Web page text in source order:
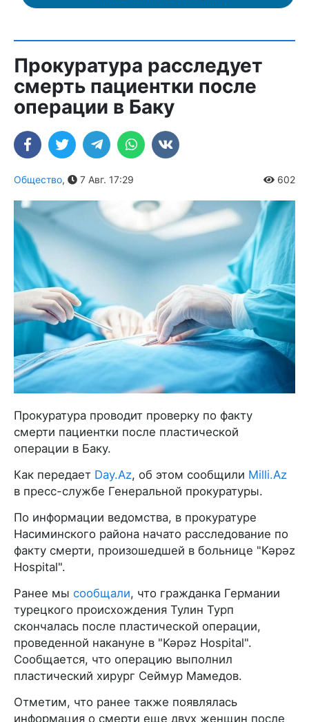
Прокуратура расследует
смерть пациентки после
операции в Баку
Общество, 7 Авг. 17:29 602
Прокуратура проводит проверку по факту
смерти пациентки после пластической
операции в Баку.
Как передает Day.Az, об этом сообщили Milli.Az
в пресс-службе Генеральной прокуратуры.
По информации ведомства, в прокуратуре
Насиминского района начато расследование по
факту смерти, произошедшей в больнице "Kəpəz
Hospital".
Ранее мы сообщали, что гражданка Германии
турецкого происхождения Тулин Турп
скончалась после пластической операции,
проведенной накануне в "Kəpəz Hospital".
Сообщается, что операцию выполнил
пластический хирург Сеймур Мамедов.
Отметим, что ранее также появлялась
информация о смерти еще двух женщин после